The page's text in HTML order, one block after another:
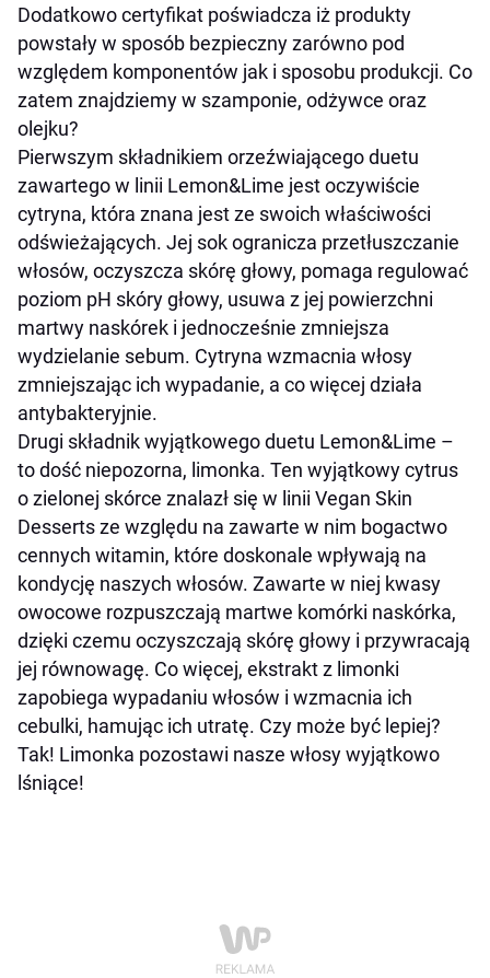
Dodatkowo certyfikat poświadcza iż produkty
powstały w sposób bezpieczny zarówno pod
względem komponentów jak i sposobu produkcji. Co
zatem znajdziemy w szamponie, odżywce oraz
olejku?
Pierwszym składnikiem orzeźwiającego duetu
zawartego w linii Lemon&Lime jest oczywiście
cytryna, która znana jest ze swoich właściwości
odświeżających. Jej sok ogranicza przetłuszczanie
włosów, oczyszcza skórę głowy, pomaga regulować
poziom pH skóry głowy, usuwa z jej powierzchni
martwy naskórek i jednocześnie zmniejsza
wydzielanie sebum. Cytryna wzmacnia włosy
zmniejszając ich wypadanie, a co więcej działa
antybakteryjnie.
Drugi składnik wyjątkowego duetu Lemon&Lime –
to dość niepozorna, limonka. Ten wyjątkowy cytrus
o zielonej skórce znalazł się w linii Vegan Skin
Desserts ze względu na zawarte w nim bogactwo
cennych witamin, które doskonale wpływają na
kondycję naszych włosów. Zawarte w niej kwasy
owocowe rozpuszczają martwe komórki naskórka,
dzięki czemu oczyszczają skórę głowy i przywracają
jej równowagę. Co więcej, ekstrakt z limonki
zapobiega wypadaniu włosów i wzmacnia ich
cebulki, hamując ich utratę. Czy może być lepiej?
Tak! Limonka pozostawi nasze włosy wyjątkowo
lśniące!